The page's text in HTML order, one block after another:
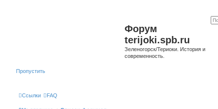
Форум
terijoki.spb.ru
Зеленогорск/Териоки. История и
современность.
Пропустить
Ссылки FAQ